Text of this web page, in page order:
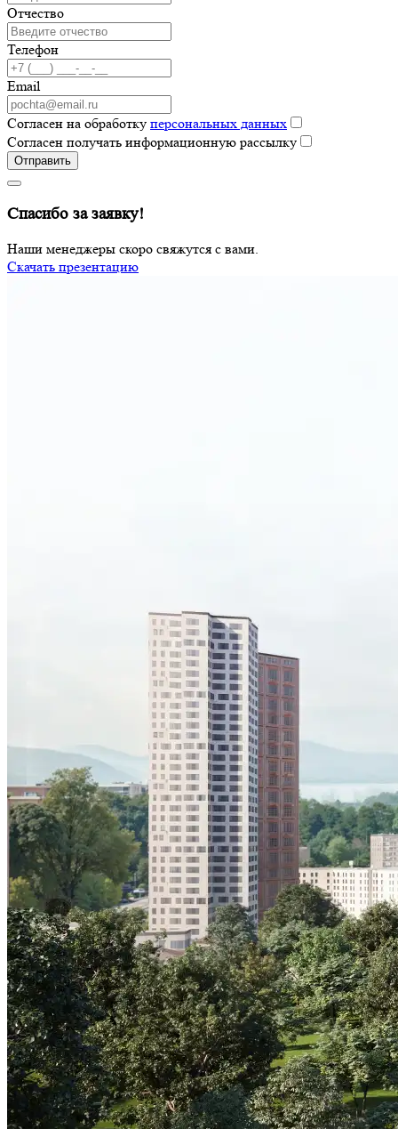
Отчество
Телефон
Email
Согласен на обработку персональных данных
Согласен получать информационную рассылку
Отправить
Спасибо за заявку!
Наши менеджеры скоро свяжутся с вами.
Скачать презентацию